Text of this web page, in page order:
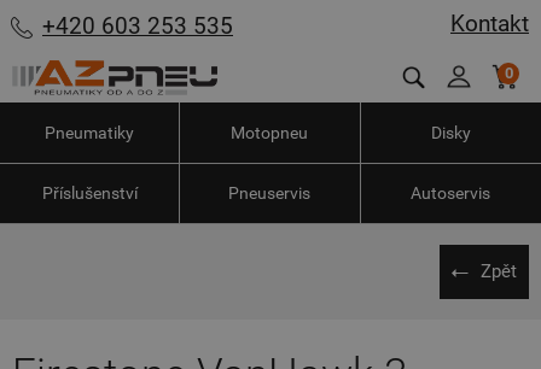
Kontakt
+420 603 253 535
0
Pneumatiky Motopneu Disky
Příslušenství Pneuservis Autoservis
Zpět